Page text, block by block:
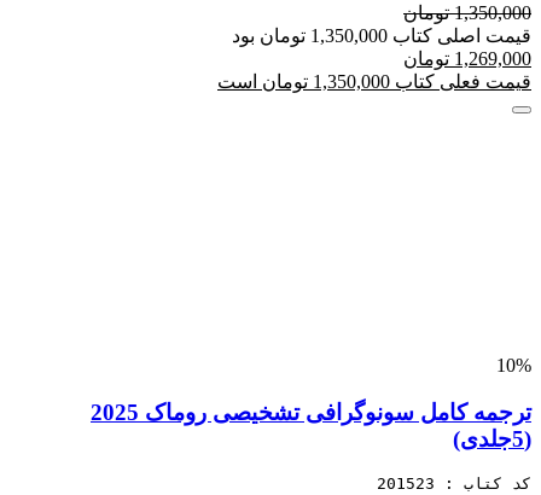
1,350,000 تومان
قیمت اصلی کتاب 1,350,000 تومان بود
1,269,000 تومان
قیمت فعلی کتاب 1,350,000 تومان است
10%
ترجمه کامل سونوگرافی تشخیصی روماک 2025
(5جلدی)
کد کتاب : 201523